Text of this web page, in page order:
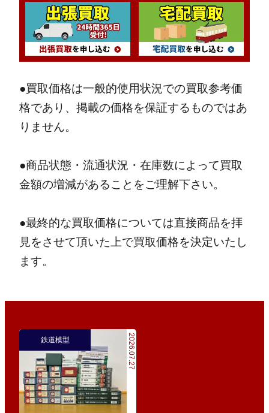
●買取価格は一般的使用状況での買取参考価
格であり、掲載の価格を保証するものではあ
りません。
●商品状態・流通状況・在庫数によって買取
金額の増減があることをご理解下さい。
●最終的な買取価格については直接商品を拝
見をさせて頂いた上で買取価格を決定いたし
ます。
2026.07.27
鉄道模型